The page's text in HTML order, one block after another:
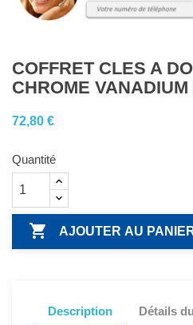
COFFRET CLES A
CHROME VANADIUM
72,80 €
Quantité
 AJOUTER AU
Description Détails